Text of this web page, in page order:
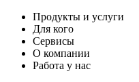
Продукты и услуги
Для кого
Сервисы
О компании
Работа у нас